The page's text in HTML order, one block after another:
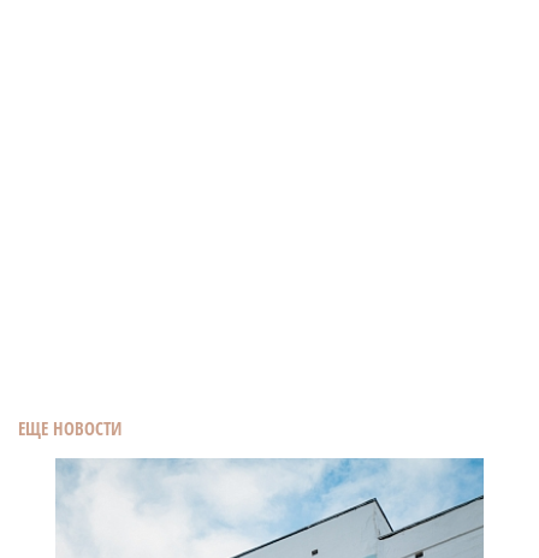
ЕЩЕ НОВОСТИ